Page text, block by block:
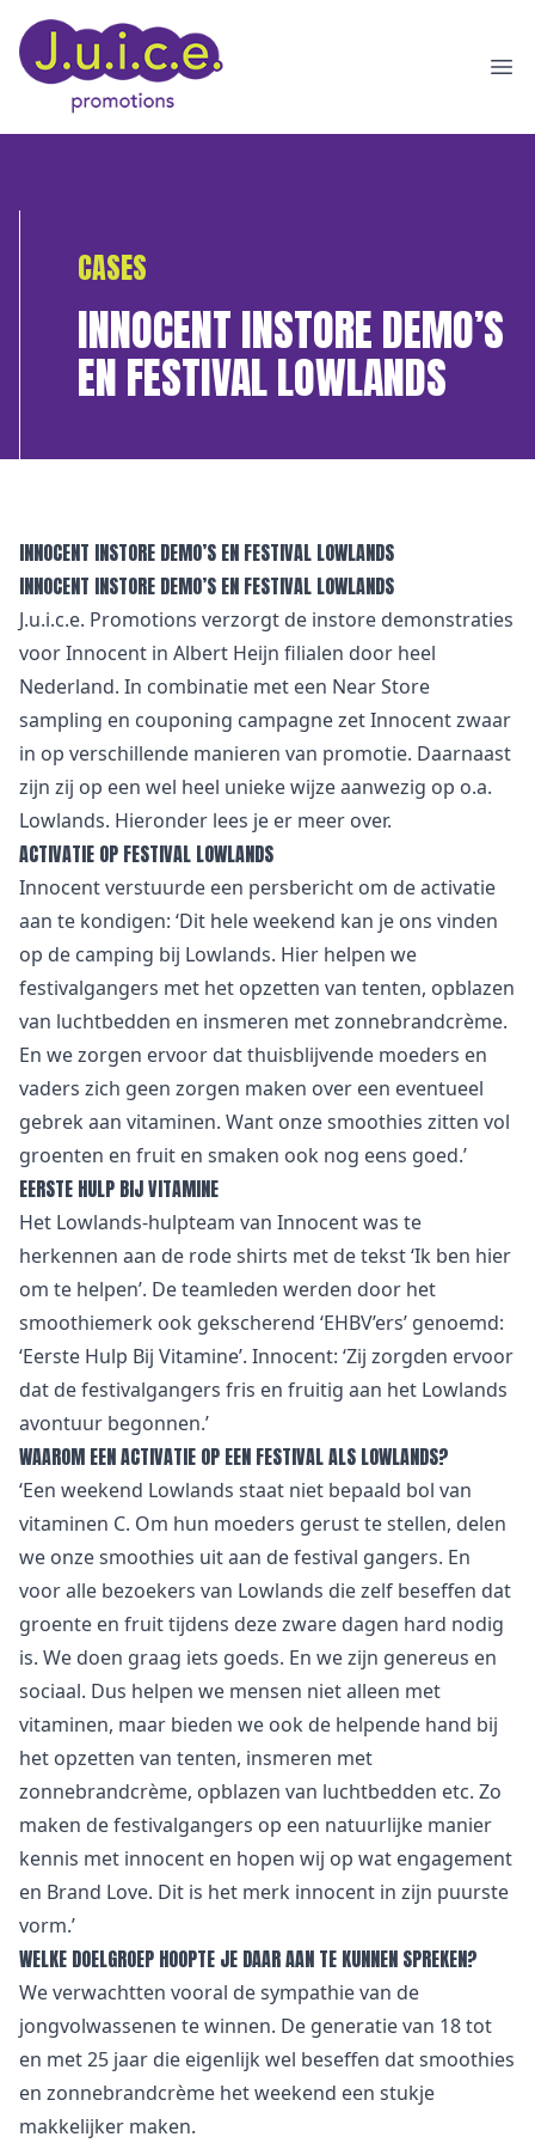
CASES
INNOCENT INSTORE DEMO’S
EN FESTIVAL LOWLANDS
INNOCENT INSTORE DEMO’S EN FESTIVAL LOWLANDS
INNOCENT INSTORE DEMO’S EN FESTIVAL LOWLANDS
J.u.i.c.e. Promotions verzorgt de instore demonstraties
voor Innocent in Albert Heijn filialen door heel
Nederland. In combinatie met een Near Store
sampling en couponing campagne zet Innocent zwaar
in op verschillende manieren van promotie. Daarnaast
zijn zij op een wel heel unieke wijze aanwezig op o.a.
Lowlands. Hieronder lees je er meer over.
ACTIVATIE OP FESTIVAL LOWLANDS
Innocent verstuurde een persbericht om de activatie
aan te kondigen: ‘Dit hele weekend kan je ons vinden
op de camping bij Lowlands. Hier helpen we
festivalgangers met het opzetten van tenten, opblazen
van luchtbedden en insmeren met zonnebrandcrème.
En we zorgen ervoor dat thuisblijvende moeders en
vaders zich geen zorgen maken over een eventueel
gebrek aan vitaminen. Want onze smoothies zitten vol
groenten en fruit en smaken ook nog eens goed.’
EERSTE HULP BIJ VITAMINE
Het Lowlands-hulpteam van Innocent was te
herkennen aan de rode shirts met de tekst ‘Ik ben hier
om te helpen’. De teamleden werden door het
smoothiemerk ook gekscherend ‘EHBV’ers’ genoemd:
‘Eerste Hulp Bij Vitamine’. Innocent: ‘Zij zorgden ervoor
dat de festivalgangers fris en fruitig aan het Lowlands
avontuur begonnen.’
WAAROM EEN ACTIVATIE OP EEN FESTIVAL ALS LOWLANDS?
‘Een weekend Lowlands staat niet bepaald bol van
vitaminen C. Om hun moeders gerust te stellen, delen
we onze smoothies uit aan de festival gangers. En
voor alle bezoekers van Lowlands die zelf beseffen dat
groente en fruit tijdens deze zware dagen hard nodig
is. We doen graag iets goeds. En we zijn genereus en
sociaal. Dus helpen we mensen niet alleen met
vitaminen, maar bieden we ook de helpende hand bij
het opzetten van tenten, insmeren met
zonnebrandcrème, opblazen van luchtbedden etc. Zo
maken de festivalgangers op een natuurlijke manier
kennis met innocent en hopen wij op wat engagement
en Brand Love. Dit is het merk innocent in zijn puurste
vorm.’
WELKE DOELGROEP HOOPTE JE DAAR AAN TE KUNNEN SPREKEN?
We verwachtten vooral de sympathie van de
jongvolwassenen te winnen. De generatie van 18 tot
en met 25 jaar die eigenlijk wel beseffen dat smoothies
en zonnebrandcrème het weekend een stukje
makkelijker maken.